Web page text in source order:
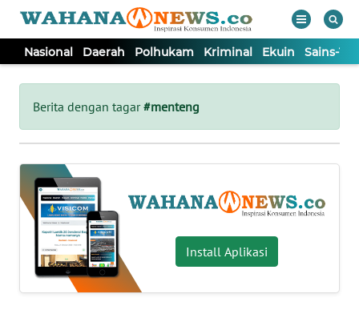
Nasional Daerah Polhukam Kriminal Ekuin Sains-
Berita dengan tagar#menteng
Install Aplikasi
Tutup
NASIONAL
DAERAH
POLHUKAM
KRIMINAL